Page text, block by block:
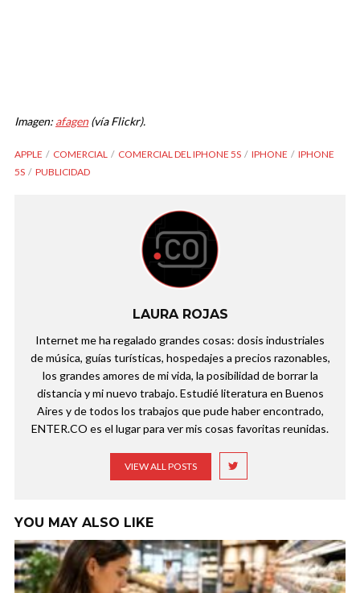
Imagen: afagen(vía Flickr).
APPLE COMERCIAL COMERCIAL DEL IPHONE 5S IPHONE
IPHONE
5S
PUBLICIDAD
LAURA ROJAS
Internet me ha regalado grandes cosas: dosis industriales
de música, guías turísticas, hospedajes a precios razonables,
los grandes amores de mi vida, la posibilidad de borrar la
distancia y mi nuevo trabajo. Estudié literatura en Buenos
Aires y de todos los trabajos que pude haber encontrado,
ENTER.CO es el lugar para ver mis cosas favoritas reunidas.
VIEW ALL POSTS
YOU MAY ALSO LIKE